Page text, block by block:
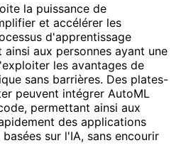
la puissance de
et accélérer les
d'apprentissage
aux personnes ayant une
les avantages de
sans barrières. Des plates-
peuvent intégrer AutoML
permettant ainsi aux
des applications
sur l'IA, sans encourir